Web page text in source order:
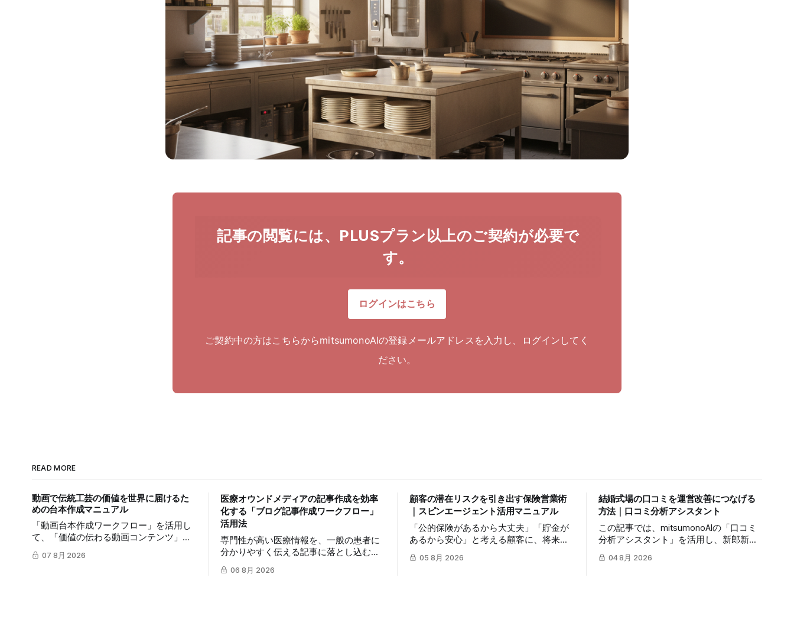
記事の閲覧には、PLUSプラン以上のご契約が必要で
す。
ログインはこちら
ご契約中の方はこちらからmitsumonoAIの登録メールアドレスを入力し、ログインしてく
ださい。
READ MORE
動画で伝統工芸の価値を世界に届けるた
めの台本作成マニュアル
「動画台本作成ワークフロー」を活用し
て、「価値の伝わる動画コンテンツ」を
制作する手順を解説します。TikTokや
Instagramリールを通じた、国内若年層お
07 8月 2026
医療オウンドメディアの記事作成を効率
化する「ブログ記事作成ワークフロー」
活用法
専門性が高い医療情報を、一般の患者に
分かりやすく伝える記事に落とし込むに
は、多くの時間を要します。この記事で
は、mitsumonoAIの「ブログ記事作成ワ
06 8月 2026
顧客の潜在リスクを引き出す保険営業術
｜スピンエージェント活用マニュアル
「公的保険があるから大丈夫」「貯金が
あるから安心」と考える顧客に、将来の
リスクを自分ごととして捉えてもらうの
は簡単ではありません。この記事では、
05 8月 2026
結婚式場の口コミを運営改善につなげる
方法｜口コミ分析アシスタント
この記事では、mitsumonoAIの「口コミ
分析アシスタント」を活用し、新郎新婦
やゲストの生の声から自社の真の価値を
抽出し、来館予約率（CVR）を向上させ
04 8月 2026